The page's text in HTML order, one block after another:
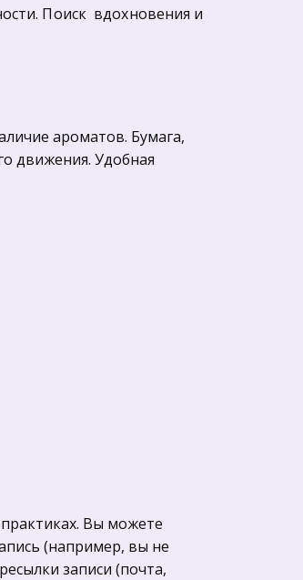
Поиск  вдохновения и
ароматов. Бумага,
движения. Удобная
Вы можете
(например, вы не
записи (почта,